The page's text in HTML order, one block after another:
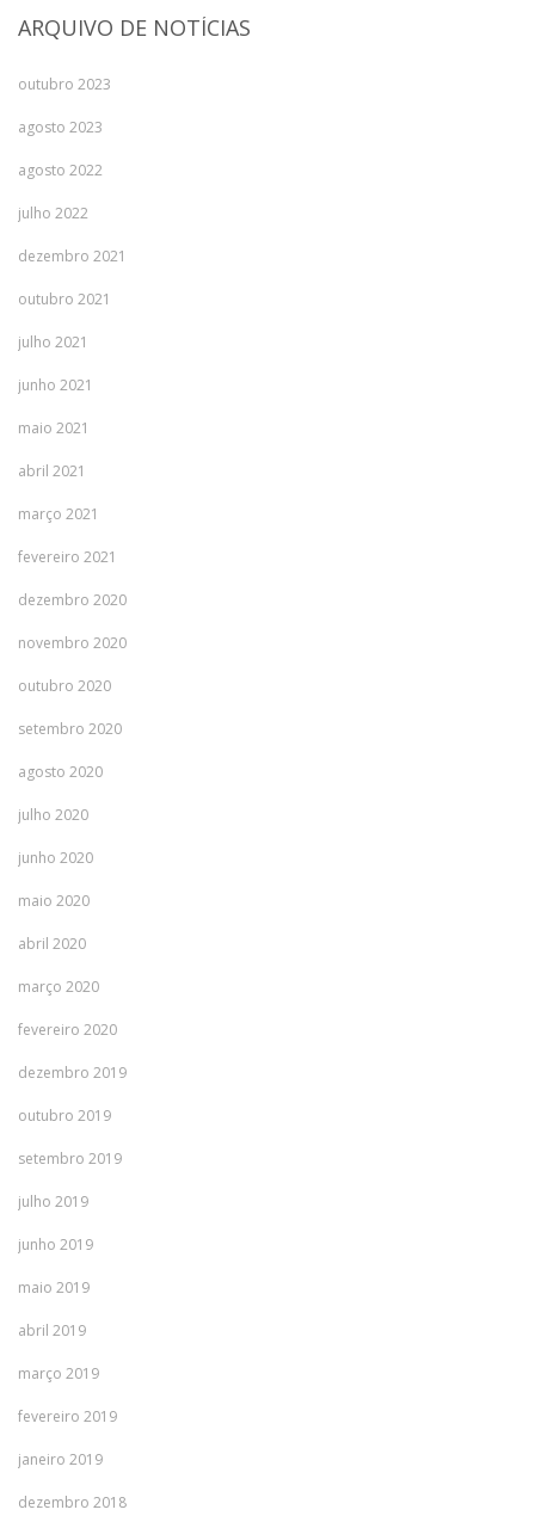
ARQUIVO DE NOTÍCIAS
outubro 2023
agosto 2023
agosto 2022
julho 2022
dezembro 2021
outubro 2021
julho 2021
junho 2021
maio 2021
abril 2021
março 2021
fevereiro 2021
dezembro 2020
novembro 2020
outubro 2020
setembro 2020
agosto 2020
julho 2020
junho 2020
maio 2020
abril 2020
março 2020
fevereiro 2020
dezembro 2019
outubro 2019
setembro 2019
julho 2019
junho 2019
maio 2019
abril 2019
março 2019
fevereiro 2019
janeiro 2019
dezembro 2018